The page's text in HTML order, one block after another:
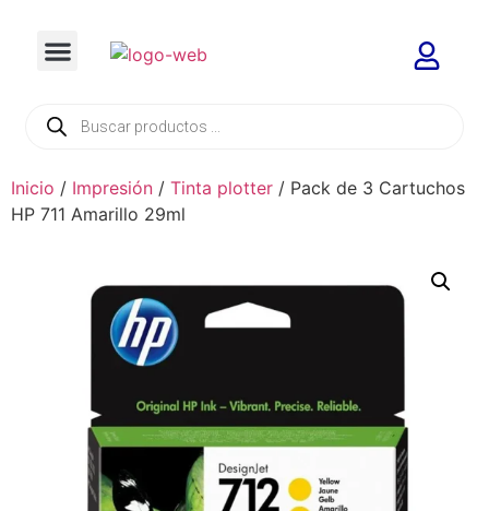
Inicio / Impresión / Tinta plotter / Pack de 3 Cartuchos
HP 711 Amarillo 29ml